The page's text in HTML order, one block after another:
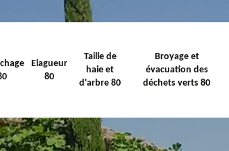
Elagueur
80
Taille de
haie et
d'arbre 80
Broyage et
évacuation des
déchets verts 80